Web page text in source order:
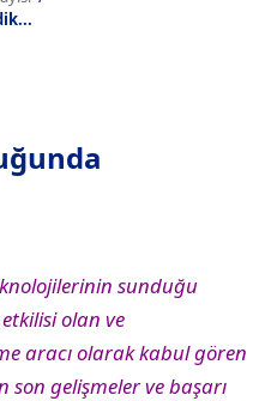
sunduğu
olan ve
aracı olarak kabul gören
gelişmeler ve başarı